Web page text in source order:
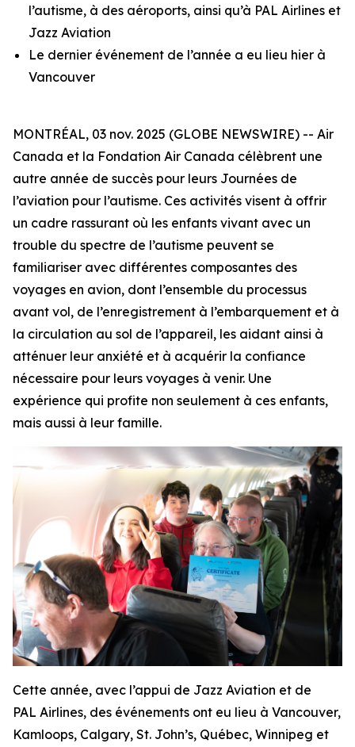
l’autisme, à des aéroports, ainsi qu’à PAL Airlines et
Jazz Aviation
Le dernier événement de l’année a eu lieu hier à
Vancouver
MONTRÉAL, 03 nov. 2025 (GLOBE NEWSWIRE) -- Air
Canada et la Fondation Air Canada célèbrent une
autre année de succès pour leurs Journées de
l’aviation pour l’autisme. Ces activités visent à offrir
un cadre rassurant où les enfants vivant avec un
trouble du spectre de l’autisme peuvent se
familiariser avec différentes composantes des
voyages en avion, dont l’ensemble du processus
avant vol, de l’enregistrement à l’embarquement et à
la circulation au sol de l’appareil, les aidant ainsi à
atténuer leur anxiété et à acquérir la confiance
nécessaire pour leurs voyages à venir. Une
expérience qui profite non seulement à ces enfants,
mais aussi à leur famille.
Cette année, avec l’appui de Jazz Aviation et de
PAL Airlines, des événements ont eu lieu à Vancouver,
Kamloops, Calgary, St. John’s, Québec, Winnipeg et